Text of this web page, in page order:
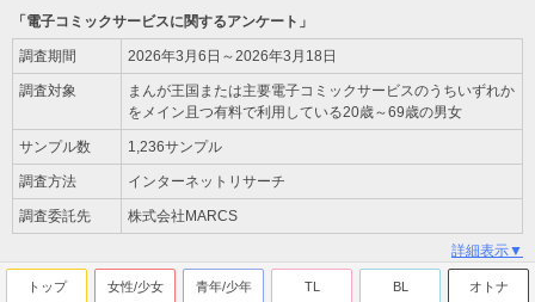
「電子コミックサービスに関するアンケート」
調査期間 2026年3月6日～2026年3月18日
調査対象
まんが王国または主要電子コミックサービスのうちいずれか
をメイン且つ有料で利用している20歳～69歳の男女
サンプル数 1,236サンプル
調査方法 インターネットリサーチ
調査委託先 株式会社MARCS
詳細表示▼
トップ 女性/少女 青年/少年 TL BL オトナ